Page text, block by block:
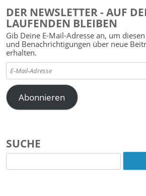
DER NEWSLETTER - AUF
LAUFENDEN BLEIBEN
Gib Deine E-Mail-Adresse an, um
und Benachrichtigungen über neue
erhalten.
E-
Mail-
Adresse
Abonnieren
SUCHE
Suchen
nach: